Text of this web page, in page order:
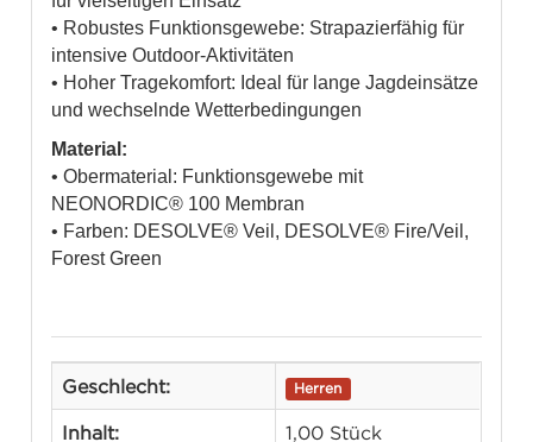
• Robustes Funktionsgewebe: Strapazierfähig für
intensive Outdoor-Aktivitäten
• Hoher Tragekomfort: Ideal für lange Jagdeinsätze
und wechselnde Wetterbedingungen
Material:
• Obermaterial: Funktionsgewebe mit
NEONORDIC® 100 Membran
• Farben: DESOLVE® Veil, DESOLVE® Fire/Veil,
Forest Green
Geschlecht: Herren
Inhalt: 1,00 Stück